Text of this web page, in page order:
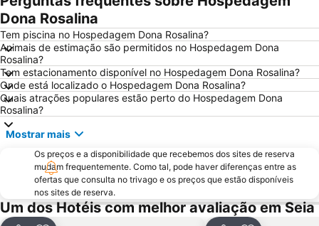
Praça do Rossio
Arco romano da Bobadela
Fraga da Pena
Praia Fluvial São João do Monte
Museu do Pão
Piscina Municipal da Covilhã
Serra da Atalhada
Funicular de Santo André
Sé Catedral da Guarda
Aeródromo de Viseu
Praia Artificial
Castelo de Linhares da Beira
Aristides de Sousa Mendes Foundation
Quinta dos Compadres
Antiga Judiaria da Guarda
Museu Grão Vasco
Igreja da Misericordia
Largo Francisco Inácio Dias Nogueira ou Largo do Pombal
Aldeia de Vila Maior
Dona Rosalina
Tem piscina no Hospedagem Dona Rosalina?
Animais de estimação são permitidos no Hospedagem Dona
Rosalina?
Tem estacionamento disponível no Hospedagem Dona Rosalina?
Onde está localizado o Hospedagem Dona Rosalina?
Quais atrações populares estão perto do Hospedagem Dona
Rosalina?
Mostrar mais
Os preços e a disponibilidade que recebemos dos sites de reserva
mudam frequentemente. Como tal, pode haver diferenças entre as
ofertas que consulta no trivago e os preços que estão disponíveis
nos sites de reserva.
Um dos Hotéis com melhor avaliação em Seia